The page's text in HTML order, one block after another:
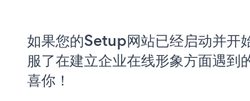
如果您的Setup网站已经启动并开
服了在建立企业在线形象方面遇到
喜你！